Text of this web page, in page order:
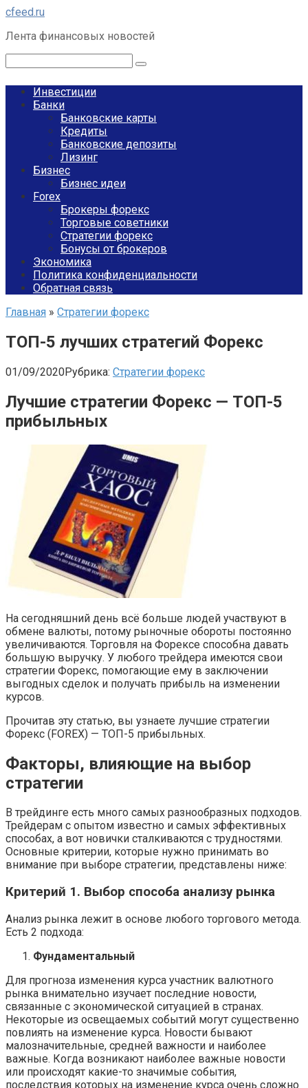
Перейти
контенту
cfeed.ru
Лента финансовых новостей
Инвестиции
Банки
Банковские карты
Кредиты
Банковские депозиты
Лизинг
Бизнес
Бизнес идеи
Forex
Брокеры форекс
Торговые советники
Стратегии форекс
Бонусы от брокеров
Экономика
Политика конфиденциальности
Обратная связь
Главная » Стратегии форекс
ТОП-5 лучших стратегий Форекс
01/09/2020Рубрика: Стратегии форекс
Лучшие стратегии Форекс — ТОП-5
прибыльных
На сегодняшний день всё больше людей участвуют в
обмене валюты, потому рыночные обороты постоянно
увеличиваются. Торговля на Форексе способна давать
большую выручку. У любого трейдера имеются свои
стратегии Форекс, помогающие ему в заключении
выгодных сделок и получать прибыль на изменении
курсов.
Прочитав эту статью, вы узнаете лучшие стратегии
Форекс (FOREX) — ТОП-5 прибыльных.
Факторы, влияющие на выбор
стратегии
В трейдинге есть много самых разнообразных подходов.
Трейдерам с опытом известно и самых эффективных
способах, а вот новички сталкиваются с трудностями.
Основные критерии, которые нужно принимать во
внимание при выборе стратегии, представлены ниже:
Критерий 1. Выбор способа анализу рынка
Анализ рынка лежит в основе любого торгового метода.
Есть 2 подхода:
Фундаментальный
Для прогноза изменения курса участник валютного
рынка внимательно изучает последние новости,
связанные с экономической ситуацией в странах.
Некоторые из освещаемых событий могут существенно
повлиять на изменение курса. Новости бывают
малозначительные, средней важности и наиболее
важные. Когда возникают наиболее важные новости
или происходят какие-то значимые события,
последствия которых на изменение курса очень сложно